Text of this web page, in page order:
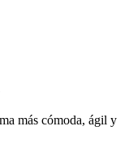
más cómoda, ágil y